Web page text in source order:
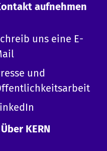
aufnehmen
uns eine E-
und
Über KERN
allen Inhalten